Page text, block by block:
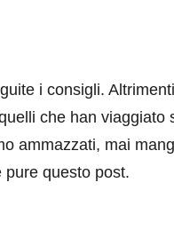
i consigli.
che han
ammazzati, mai
pure questo post.